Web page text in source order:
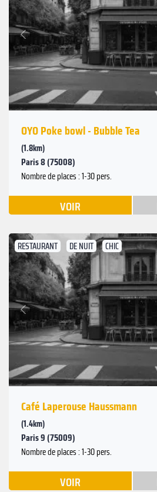
Précédent
OYO Poke bowl - Bubble Tea
(1.8km)
Paris 8 (75008)
Nombre de places : 1-30 pers.
VOIR
RESTAURANT DE NUIT CHIC
Précédent
Café Laperouse Haussmann
(1.4km)
Paris 9 (75009)
Nombre de places : 1-30 pers.
VOIR